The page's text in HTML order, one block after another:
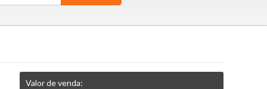
Valor de venda: